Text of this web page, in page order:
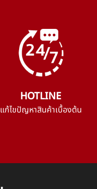
HOTLINE
แก้ไขปัญหาสินค้าเบื้องต้น